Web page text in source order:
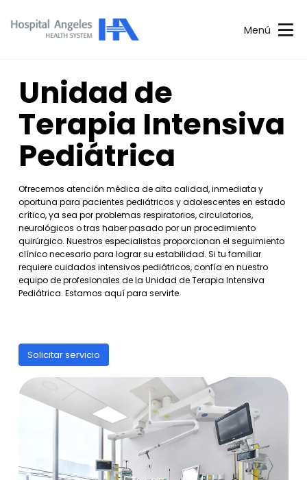
Menú
Unidad de
Terapia Intensiva
Pediátrica
Ofrecemos atención médica de alta calidad, inmediata y
oportuna para pacientes pediátricos y adolescentes en estado
crítico, ya sea por problemas respiratorios, circulatorios,
neurológicos o tras haber pasado por un procedimiento
quirúrgico. Nuestros especialistas proporcionan el seguimiento
clínico necesario para lograr su estabilidad. Si tu familiar
requiere cuidados intensivos pediátricos, confía en nuestro
equipo de profesionales de la Unidad de Terapia Intensiva
Pediátrica. Estamos aquí para servirte.
Solicitar servicio